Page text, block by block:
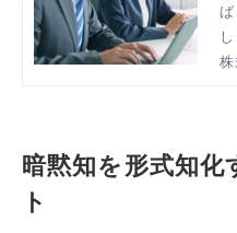
暗黙知を形式知化
ト